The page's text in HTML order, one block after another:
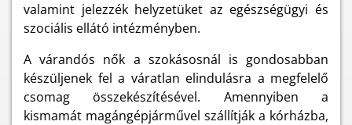
valamint jelezzék helyzetüket az egészségügyi és
szociális ellátó intézményben.
A várandós nők a szokásosnál is gondosabban
készüljenek fel a váratlan elindulásra a megfelelő
csomag összekészítésével. Amennyiben a
kismamát magángépjárművel szállítják a kórházba,